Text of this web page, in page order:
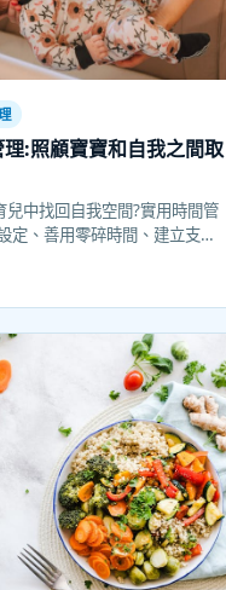
:照顧寶寶和自我之間取
中找回自我空間?實用時間管
定、善用零碎時間、建立支援
擺脫完美主義,學會說不,在母親
衡點。